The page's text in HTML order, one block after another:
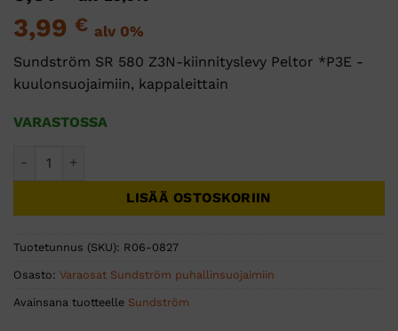
3,99 € alv 0%
Sundström SR 580 Z3N-kiinnityslevy Peltor *P3E -
kuulonsuojaimiin, kappaleittain
VARASTOSSA
LISÄÄ OSTOSKORIIN
Tuotetunnus (SKU): R06-0827
Osasto: Varaosat Sundström puhallinsuojaimiin
Avainsana tuotteelle Sundström